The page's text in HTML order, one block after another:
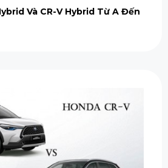
Và CR-V Hybrid Từ A Đến